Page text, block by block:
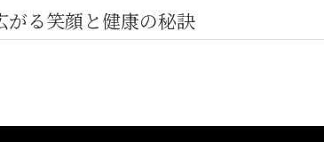
がる笑顔と健康の秘訣